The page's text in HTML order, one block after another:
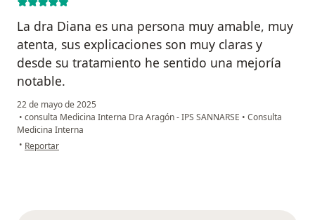
La dra Diana es una persona muy amable, muy
atenta, sus explicaciones son muy claras y
desde su tratamiento he sentido una mejoría
notable.
22 de mayo de 2025
• consulta Medicina Interna Dra Aragón - IPS SANNARSE • Consulta
Medicina Interna
• en opinión del usuario Ma Alejandra González B.
Reportar